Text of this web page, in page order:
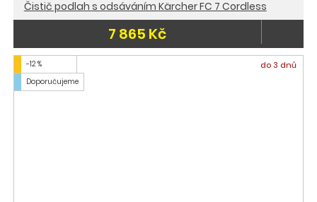
Čistič podlah s odsáváním Kärcher FC 7 Cordless
7 865 Kč
-12 %
Doporučujeme
do 3 dnů